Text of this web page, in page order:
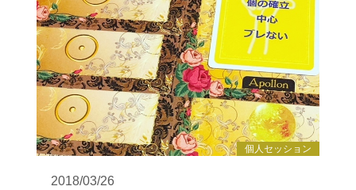
個人セッション
2018/03/26